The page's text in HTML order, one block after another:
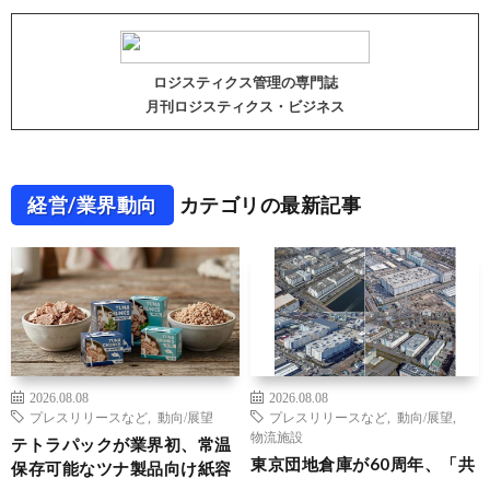
ロジスティクス管理の専門誌
月刊ロジスティクス・ビジネス
経営/業界動向 カテゴリの最新記事
2026.08.08
プレスリリースなど
動向/展望
テトラパックが業界初、常温
保存可能なツナ製品向け紙容
2026.08.08
プレスリリースなど
動向/展望
物流施設
東京団地倉庫が60周年、「共